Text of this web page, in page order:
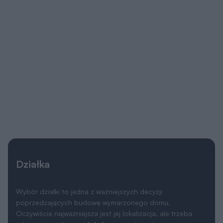
Działka
Wybór działki to jedna z ważniejszych decyzji
poprzedzających budowę wymarzonego domu.
Oczywiście najważniejsza jest jej lokalizacja, ale trzeba